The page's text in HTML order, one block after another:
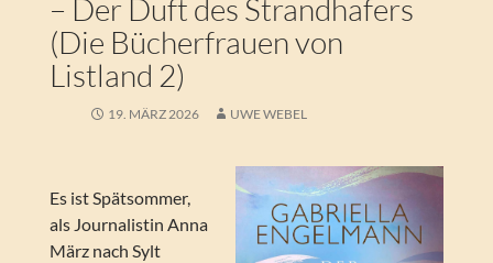
– Der Duft des Strandhafers
(Die Bücherfrauen von
Listland 2)
19. MÄRZ 2026 UWE WEBEL
Es ist Spätsommer,
als Journalistin Anna
März nach Sylt